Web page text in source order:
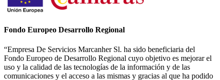
Fondo Europeo Desarrollo Regional
“Empresa De Servicios Marcanher Sl. ha sido beneficiaria del
Fondo Europeo de Desarrollo Regional cuyo objetivo es mejorar el
uso y la calidad de las tecnologías de la información y de las
comunicaciones y el acceso a las mismas y gracias al que ha podido